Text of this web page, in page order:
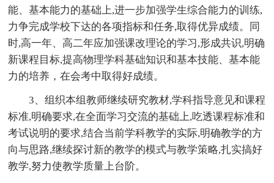
能、基本能力的基础上,进一步加强学生综合能力的训练,
力争完成学校下达的各项指标和任务,取得优异成绩。同
时,高一年、高二年应加强课改理论的学习,形成共识,明确
新课程目标,提高物理学科基础知识和基本技能、基本能
力的培养，在会考中取得好成绩。
3、组织本组教师继续研究教材,学科指导意见和课程
标准,明确要求,在全面学习交流的基础上,吃透课程标准和
考试说明的要求,结合当前学科教学的实际,明确教学的方
向与思路,继续探讨新的教学的模式与教学策略,扎实搞好
教学,努力使教学质量上台阶。